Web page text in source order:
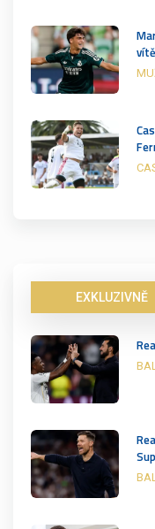
EXKLUZIVNĚ